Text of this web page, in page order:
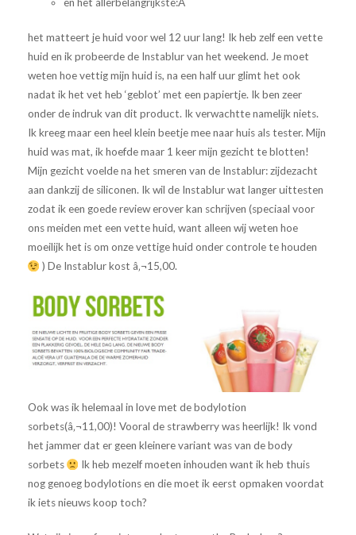
en het allerbelangrijkste:Â
het matteert je huid voor wel 12 uur lang! Ik heb zelf een vette
huid en ik probeerde de Instablur van het weekend. Je moet
weten hoe vettig mijn huid is, na een half uur glimt het ook
nadat ik het vet heb ‘geblot’ met een papiertje. Ik ben zeer
onder de indruk van dit product. Ik verwachtte namelijk niets.
Ik kreeg maar een heel klein beetje mee naar huis als tester. Mijn
huid was mat, ik hoefde maar 1 keer mijn gezicht te blotten!
Mijn gezicht voelde na het smeren van de Instablur: zijdezacht
aan dankzij de siliconen. Ik wil de Instablur wat langer uittesten
zodat ik een goede review erover kan schrijven (speciaal voor
ons meiden met een vette huid, want alleen wij weten hoe
moeilijk het is om onze vettige huid onder controle te houden
) De Instablur kost â‚¬15,00.
Ook was ik helemaal in love met de bodylotion
sorbets(â‚¬11,00)! Vooral de strawberry was heerlijk! Ik vond
het jammer dat er geen kleinere variant was van de body
sorbets
Ik heb mezelf moeten inhouden want ik heb thuis
nog genoeg bodylotions en die moet ik eerst opmaken voordat
ik iets nieuws koop toch?